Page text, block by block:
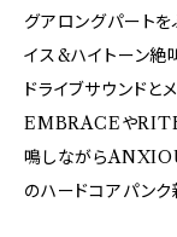
グアロングパート
イス&ハイトーン絶
ドライブサウンドと
EMBRACEや
鳴しながら
のハードコアパン